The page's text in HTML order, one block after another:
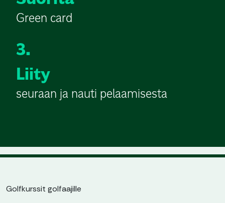
Green card
3.
Liity
seuraan ja nauti pelaamisesta
Golfkurssit golfaajille